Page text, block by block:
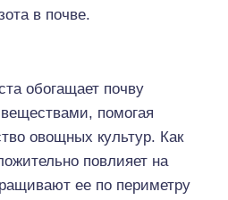
в почве.
обогащает почву
помогая
овощных культур. Как
повлияет на
ее по периметру